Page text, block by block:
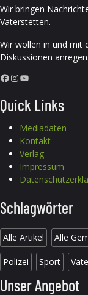
Wir bringen
Vaterstetten.
Wir wollen in und mit
Diskussionen anregen.
Facebook InstagramYouTube
Quick Links
Mediadaten
Kontakt
Verlag
Impressum
Schlagwörter
Alle Artikel Alle
Polizei Sport
Unser Angebot